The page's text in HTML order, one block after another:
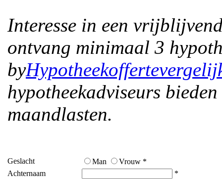
Interesse in een
ontvang minimaal 3
by
hypotheekadviseurs
maandlasten.
Geslacht Man
Vrouw *
Achternaam
*